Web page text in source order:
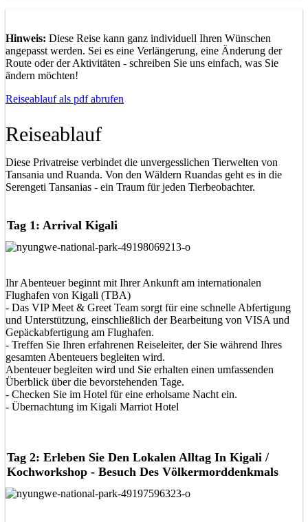
Hinweis: Diese Reise kann ganz individuell Ihren Wünschen
angepasst werden. Sei es eine Verlängerung, eine Änderung der
Route oder der Aktivitäten - schreiben Sie uns einfach, was Sie
ändern möchten!
Reiseablauf als pdf abrufen
Reiseablauf
Diese Privatreise verbindet die unvergesslichen Tierwelten von
Tansania und Ruanda. Von den Wäldern Ruandas geht es in die
Serengeti Tansanias - ein Traum für jeden Tierbeobachter.
Tag 1: Arrival Kigali
Ihr Abenteuer beginnt mit Ihrer Ankunft am internationalen
Flughafen von Kigali (TBA)
- Das VIP Meet & Greet Team sorgt für eine schnelle Abfertigung
und Unterstützung, einschließlich der Bearbeitung von VISA und
Gepäckabfertigung am Flughafen.
- Treffen Sie Ihren erfahrenen Reiseleiter, der Sie während Ihres
gesamten Abenteuers begleiten wird.
Abenteuer begleiten wird und Sie erhalten einen umfassenden
Überblick über die bevorstehenden Tage.
- Checken Sie im Hotel für eine erholsame Nacht ein.
- Übernachtung im Kigali Marriot Hotel
Tag 2: Erleben Sie Den Lokalen Alltag In Kigali /
Kochworkshop - Besuch Des Völkermorddenkmals